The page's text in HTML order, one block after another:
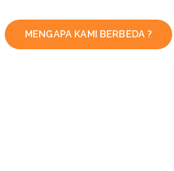
MENGAPA KAMI BERBEDA ?